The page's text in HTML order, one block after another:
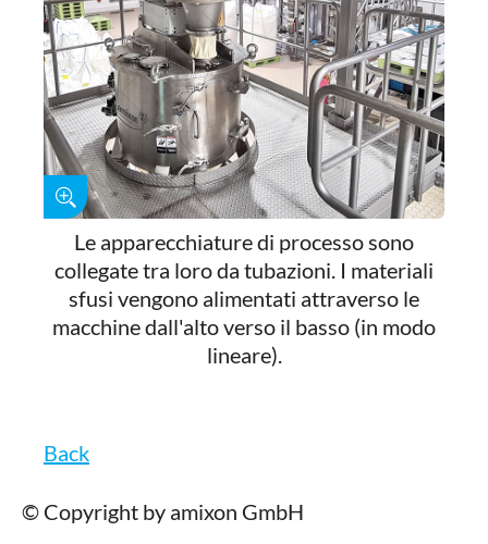
Le apparecchiature di processo sono
collegate tra loro da tubazioni. I materiali
sfusi vengono alimentati attraverso le
macchine dall'alto verso il basso (in modo
lineare).
Back
© Copyright by amixon GmbH